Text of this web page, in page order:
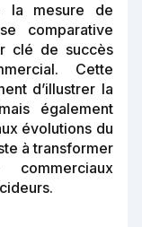
la mesure de
comparative
clé de succès
Cette
d’illustrer la
également
évolutions du
à transformer